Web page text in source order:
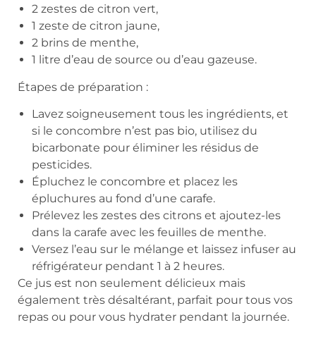
2 zestes de citron vert,
1 zeste de citron jaune,
2 brins de menthe,
1 litre d’eau de source ou d’eau gazeuse.
Étapes de préparation :
Lavez soigneusement tous les ingrédients, et
si le concombre n’est pas bio, utilisez du
bicarbonate pour éliminer les résidus de
pesticides.
Épluchez le concombre et placez les
épluchures au fond d’une carafe.
Prélevez les zestes des citrons et ajoutez-les
dans la carafe avec les feuilles de menthe.
Versez l’eau sur le mélange et laissez infuser au
réfrigérateur pendant 1 à 2 heures.
Ce jus est non seulement délicieux mais
également très désaltérant, parfait pour tous vos
repas ou pour vous hydrater pendant la journée.